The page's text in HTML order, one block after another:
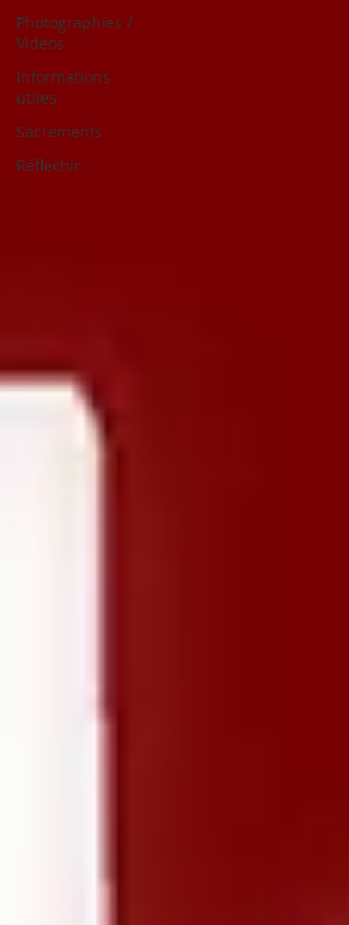
Photographies /
Vidéos
Informations
utiles
Sacrements
Réfléchir